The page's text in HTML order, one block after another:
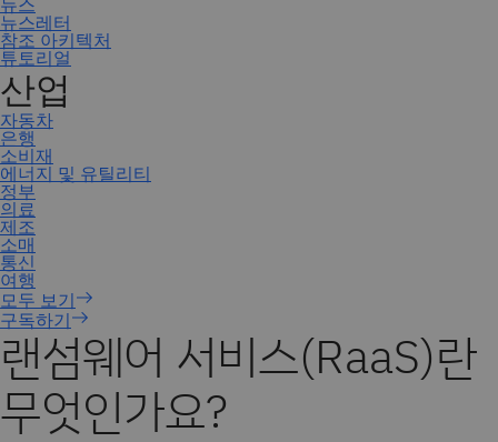
구독하기
랜섬웨어 서비스(RaaS)란
무엇인가요?